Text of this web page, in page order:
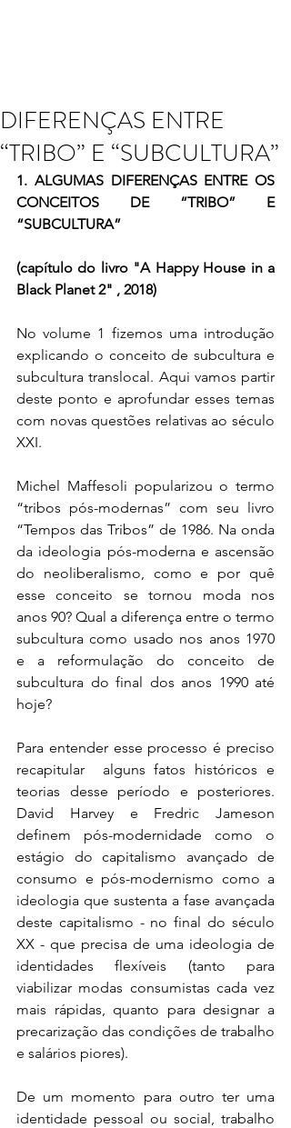
DIFERENÇAS ENTRE
“TRIBO” E “SUBCULTURA”
1. ALGUMAS DIFERENÇAS ENTRE OS
CONCEITOS DE “TRIBO” E
“SUBCULTURA”
(capítulo do livro "A Happy House in a
Black Planet 2" , 2018)
No volume 1 fizemos uma introdução
explicando o conceito de subcultura e
subcultura translocal. Aqui vamos partir
deste ponto e aprofundar esses temas
com novas questões relativas ao século
XXI.
Michel Maffesoli popularizou o termo
“tribos pós-modernas” com seu livro
“Tempos das Tribos” de 1986. Na onda
da ideologia pós-moderna e ascensão
do neoliberalismo, como e por quê
esse conceito se tornou moda nos
anos 90? Qual a diferença entre o termo
subcultura como usado nos anos 1970
e a reformulação do conceito de
subcultura do final dos anos 1990 até
hoje?
Para entender esse processo é preciso
recapitular  alguns fatos históricos e
teorias desse período e posteriores.
David Harvey e Fredric Jameson
definem pós-modernidade como o
estágio do capitalismo avançado de
consumo e pós-modernismo como a
ideologia que sustenta a fase avançada
deste capitalismo - no final do século
XX - que precisa de uma ideologia de
identidades flexíveis (tanto para
viabilizar modas consumistas cada vez
mais rápidas, quanto para designar a
precarização das condições de trabalho
e salários piores).
De um momento para outro ter uma
identidade pessoal ou social, trabalho